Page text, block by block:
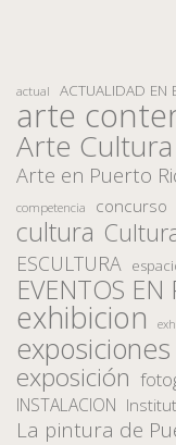
actual ACTUALIDAD EN
arte
Arte
Arte en Puerto
competencia concurso
cultura
ESCULTURA
EVENTOS EN
exhibicion
exposición
INSTALACION
La pintura de